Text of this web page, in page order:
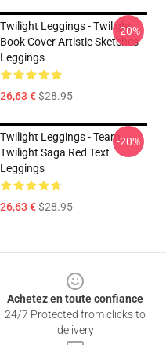
Twilight Leggings - Twilight
Book Cover Artistic Sketches
Leggings
26,63 €$28.95
-20%
Twilight Leggings - Team
Twilight Saga Red Text
Leggings
26,63 €$28.95
-20%
Achetez en toute confiance
24/7 Protected from clicks to
delivery